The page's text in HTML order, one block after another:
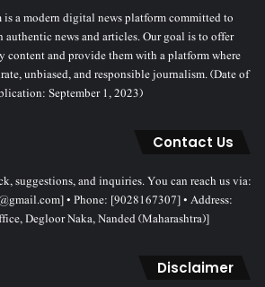
is a modern digital news platform committed to
news and articles. Our goal is to offer
content and provide them with a platform where
unbiased, and responsible journalism. (Date of
September 1, 2023)
Contact Us
suggestions, and inquiries. You can reach us via:
• Phone: [9028167307] • Address:
Degloor Naka, Nanded (Maharashtra)]
Disclaimer